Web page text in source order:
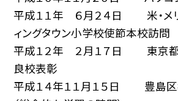
平成１１年 ６月２４日 米・メリ
ィングタウン小学校使節本校訪問
平成１２年 ２月１７日 東京
良校表彰
平成１４年１１月１５日 豊島